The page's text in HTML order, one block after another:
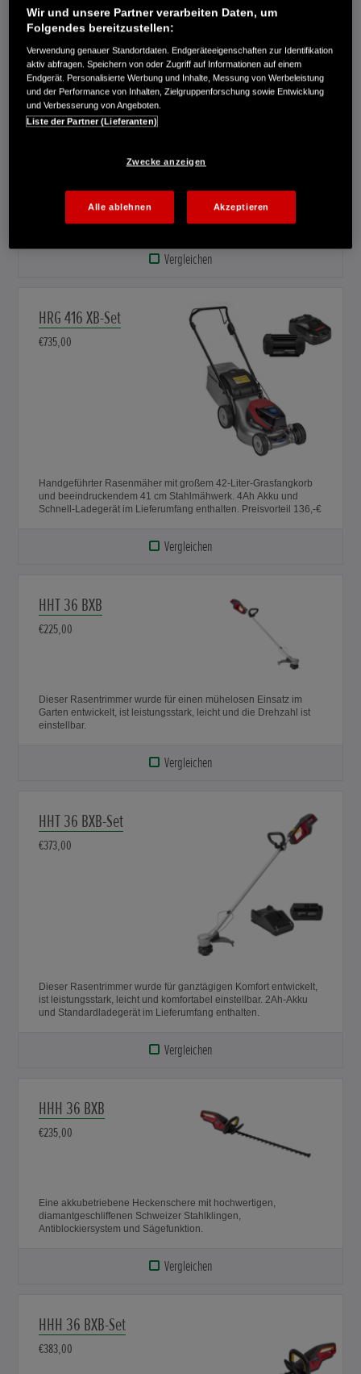
Vergleichen
HRG 416 XB
€529,00
Fangsack und einer Schnittbreite von 41 cm. Einzelgerät ohne
Akku und ohne Ladegerät.
Vergleichen
HRG 416 XB-Set
€735,00
Handgeführter Rasenmäher mit großem 42-Liter-Grasfangkorb
und beeindruckendem 41 cm Stahlmähwerk. 4Ah Akku und
Schnell-Ladegerät im Lieferumfang enthalten. Preisvorteil 136,-€
Vergleichen
HHT 36 BXB
€225,00
Dieser Rasentrimmer wurde für einen mühelosen Einsatz im
Garten entwickelt, ist leistungsstark, leicht und die Drehzahl ist
einstellbar.
Vergleichen
HHT 36 BXB-Set
€373,00
Dieser Rasentrimmer wurde für ganztägigen Komfort entwickelt,
ist leistungsstark, leicht und komfortabel einstellbar. 2Ah-Akku
und Standardladegerät im Lieferumfang enthalten.
Vergleichen
HHH 36 BXB
€235,00
Eine akkubetriebene Heckenschere mit hochwertigen,
diamantgeschliffenen Schweizer Stahlklingen,
Antiblockiersystem und Sägefunktion.
Vergleichen
HHH 36 BXB-Set
€383,00
Wir und unsere Partner verarbeiten Daten, um
Folgendes bereitzustellen:
Verwendung genauer Standortdaten. Endgeräteeigenschaften zur Identifikation
aktiv abfragen. Speichern von oder Zugriff auf Informationen auf einem
Endgerät. Personalisierte Werbung und Inhalte, Messung von Werbeleistung
und der Performance von Inhalten, Zielgruppenforschung sowie Entwicklung
und Verbesserung von Angeboten.
Liste der Partner (Lieferanten)
Zwecke anzeigen
Alle ablehnen Akzeptieren